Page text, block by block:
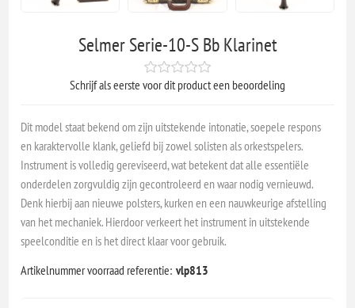
Selmer Serie-10-S Bb Klarinet
Schrijf als eerste voor dit product een beoordeling
Dit model staat bekend om zijn uitstekende intonatie, soepele respons
en karaktervolle klank, geliefd bij zowel solisten als orkestspelers.
Instrument is volledig gereviseerd, wat betekent dat alle essentiële
onderdelen zorgvuldig zijn gecontroleerd en waar nodig vernieuwd.
Denk hierbij aan nieuwe polsters, kurken en een nauwkeurige afstelling
van het mechaniek. Hierdoor verkeert het instrument in uitstekende
speelconditie en is het direct klaar voor gebruik.
Artikelnummer voorraad referentie: vlp813